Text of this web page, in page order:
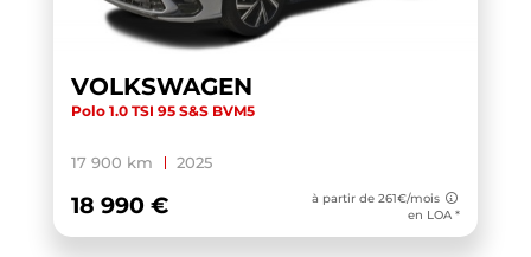
TOUAREG
TOURAN (5)
TOURAN BUSINESS (1)
TRANSIT CUSTOM CABINE APPROFONDIE
(1)
VOLKSWAGEN
Polo 1.0 TSI 95 S&S BVM5
17 900 km 2025
18 990 €
à partir de 261€/mois
en LOA *